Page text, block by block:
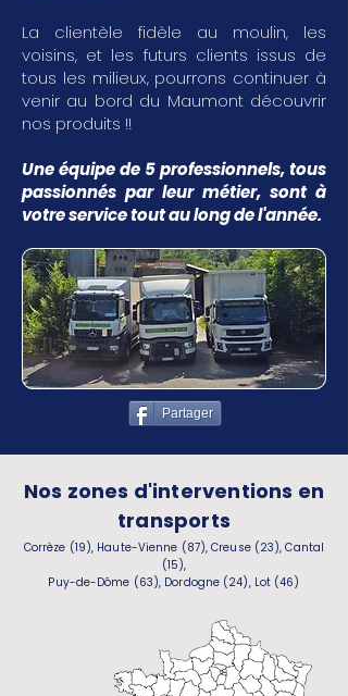
La clientèle fidèle au moulin, les
voisins, et les futurs clients issus de
tous les milieux, pourrons continuer à
venir au bord du Maumont découvrir
nos produits !!
Une équipe de 5 professionnels, tous
passionnés par leur métier, sont à
votre service tout au long de l'année.
Partager
Nos zones d'interventions en
transports
Corrèze (19), Haute-Vienne (87), Creuse (23), Cantal
(15),
Puy-de-Dôme (63), Dordogne (24), Lot (46)